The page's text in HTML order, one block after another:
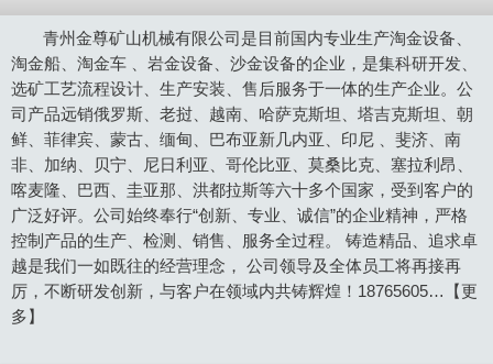
青州金尊矿山机械有限公司是目前国内专业生产淘金设备、
淘金船、淘金车 、岩金设备、沙金设备的企业，是集科研开发、
选矿工艺流程设计、生产安装、售后服务于一体的生产企业。公
司产品远销俄罗斯、老挝、越南、哈萨克斯坦、塔吉克斯坦、朝
鲜、菲律宾、蒙古、缅甸、巴布亚新几内亚、印尼 、斐济、南
非、加纳、贝宁、尼日利亚、哥伦比亚、莫桑比克、塞拉利昂、
喀麦隆、巴西、圭亚那、洪都拉斯等六十多个国家，受到客户的
广泛好评。公司始终奉行“创新、专业、诚信”的企业精神，严格
控制产品的生产、检测、销售、服务全过程。 铸造精品、追求卓
越是我们一如既往的经营理念， 公司领导及全体员工将再接再
厉，不断研发创新，与客户在领域内共铸辉煌！18765605…
【更
多】